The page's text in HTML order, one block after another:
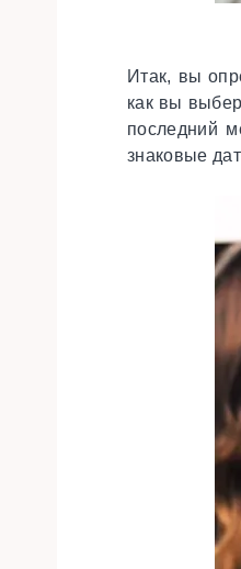
Итак, вы
как вы
последний
знаковые